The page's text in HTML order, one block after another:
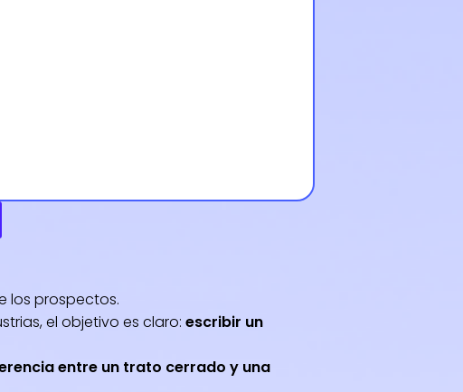
los prospectos.
el objetivo es claro: escribir un
entre un trato cerrado y una